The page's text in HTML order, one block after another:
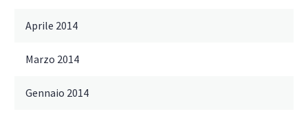
Aprile 2014
Marzo 2014
Gennaio 2014